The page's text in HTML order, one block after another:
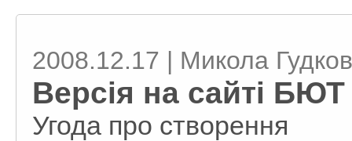
2008.12.17 | Микола
Версія на сайті БЮТ
Угода про створення